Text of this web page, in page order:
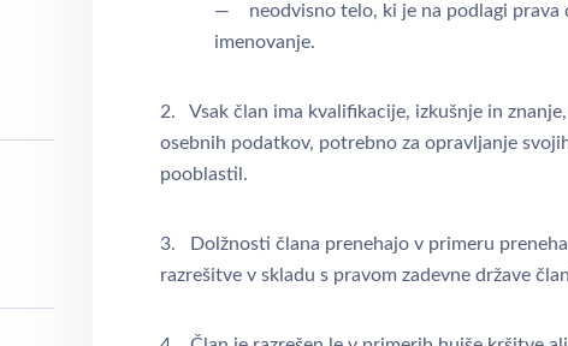
— neodvisno telo, ki je na podlagi prava
imenovanje.
2. Vsak član ima kvalifikacije, izkušnje in
osebnih podatkov, potrebno za opravljanje
pooblastil.
3. Dolžnosti člana prenehajo v primeru
razrešitve v skladu s pravom zadevne države